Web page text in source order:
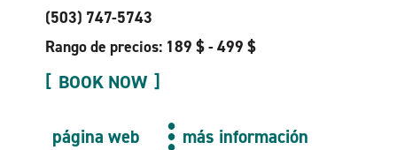
(503) 747-5743
Rango de precios: 189 $ - 499 $
BOOK NOW
página web
más información